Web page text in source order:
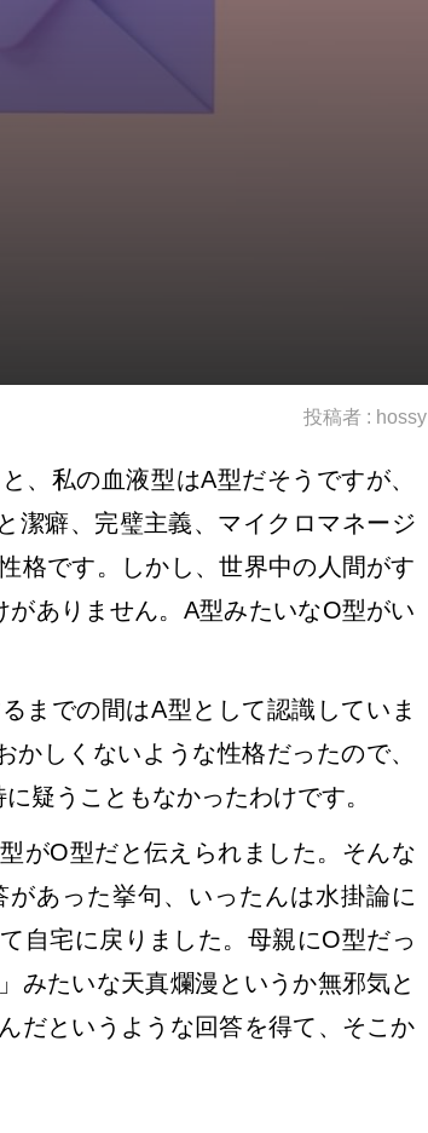
投稿者 : hossy
、私の血液型はA型だそうですが、
潔癖、完璧主義、マイクロマネージ
格です。しかし、世界中の人間がす
ありません。A型みたいなO型がい
までの間はA型として認識していま
かしくないような性格だったので、
疑うこともなかったわけです。
がO型だと伝えられました。そんな
あった挙句、いったんは水掛論に
自宅に戻りました。母親にO型だっ
みたいな天真爛漫というか無邪気と
だというような回答を得て、そこか